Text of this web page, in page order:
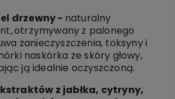
drzewny - naturalny
otrzymywany z palonego
zanieczyszczenia, toksyny i
naskórka ze skóry głowy,
ją idealnie oczyszczoną.
z jabłka, cytryny,